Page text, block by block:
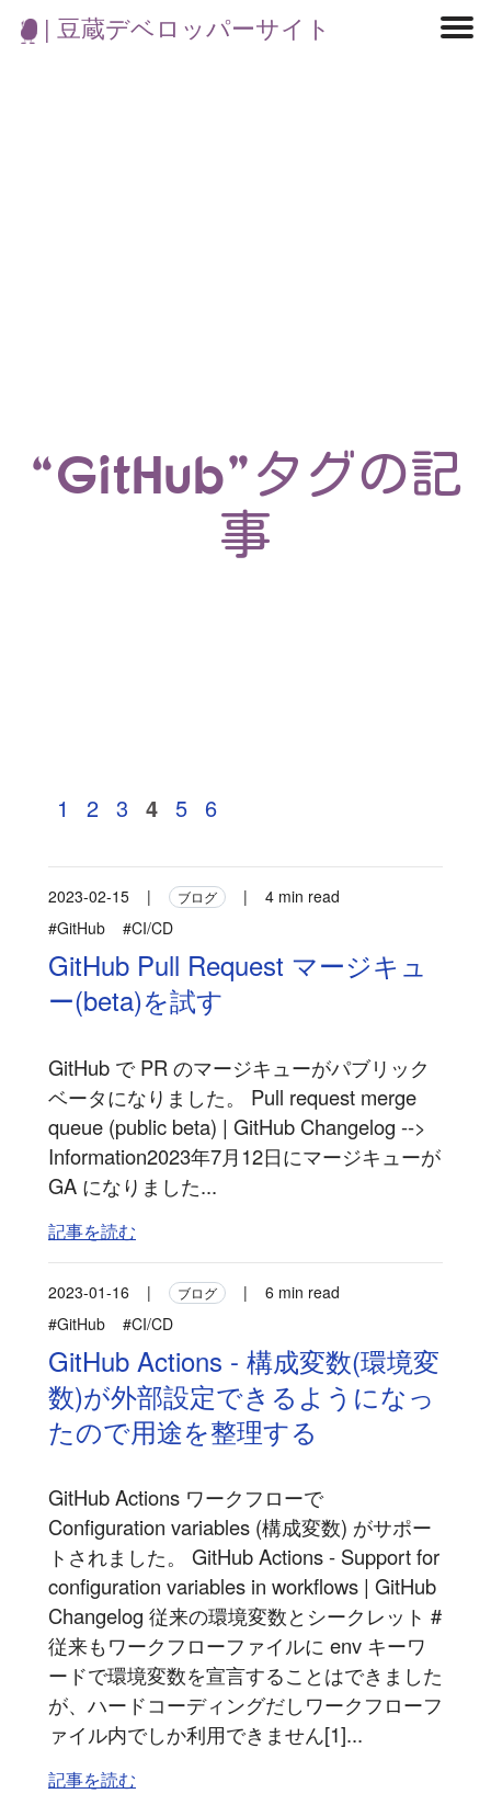
| 豆蔵デベロッパーサイト
“GitHub”タグの記
事
1 2 3 4 5 6
2023-02-15 | ブログ |
4 min read
#GitHub
#CI/CD
GitHub Pull Request マージキュ
ー(beta)を試す
GitHub で PR のマージキューがパブリック
ベータになりました。 Pull request merge
queue (public beta) | GitHub Changelog -->
Information2023年7月12日にマージキューが
GA になりました...
記事を読む
2023-01-16 | ブログ |
6 min read
#GitHub
#CI/CD
GitHub Actions - 構成変数(環境変
数)が外部設定できるようになっ
たので用途を整理する
GitHub Actions ワークフローで
Configuration variables (構成変数) がサポー
トされました。 GitHub Actions - Support for
configuration variables in workflows | GitHub
Changelog 従来の環境変数とシークレット #
従来もワークフローファイルに env キーワ
ードで環境変数を宣言することはできました
が、ハードコーディングだしワークフローフ
ァイル内でしか利用できません[1]...
記事を読む